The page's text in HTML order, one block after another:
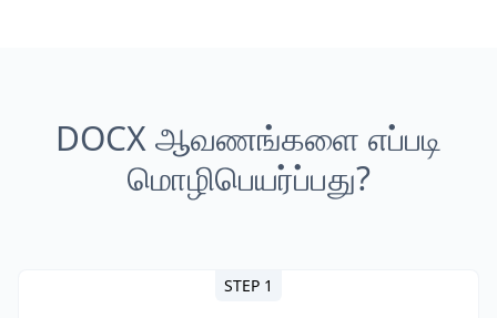
DOCX ஆவணங்களை எப்படி
மொழிபெயர்ப்பது?
STEP 1